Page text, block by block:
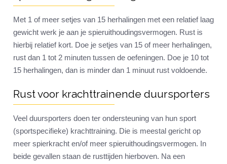
Met 1 of meer setjes van 15 herhalingen met een relatief laag
gewicht werk je aan je spieruithoudingsvermogen. Rust is
hierbij relatief kort. Doe je setjes van 15 of meer herhalingen,
rust dan 1 tot 2 minuten tussen de oefeningen. Doe je 10 tot
15 herhalingen, dan is minder dan 1 minuut rust voldoende.
Rust voor krachttrainende duursporters
Veel duursporters doen ter ondersteuning van hun sport
(sportspecifieke) krachttraining. Die is meestal gericht op
meer spierkracht en/of meer spieruithoudingsvermogen. In
beide gevallen staan de rusttijden hierboven. Na een